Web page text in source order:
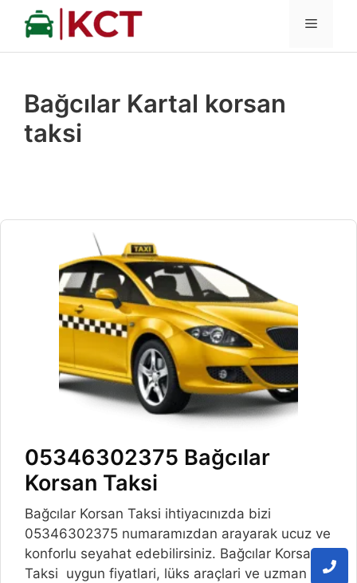
İçeriğe
MENÜ
Bağcılar Kartal korsan
taksi
05346302375 Bağcılar
Korsan Taksi
Bağcılar Korsan Taksi ihtiyacınızda bizi
05346302375 numaramızdan arayarak ucuz ve
konforlu seyahat edebilirsiniz. Bağcılar Korsan
Taksi uygun fiyatlari, lüks araçlari ve uzman